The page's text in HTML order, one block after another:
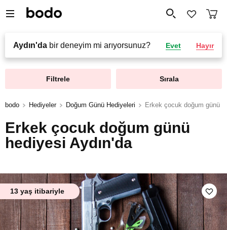
Aydın'da bir deneyim mi arıyorsunuz? Evet Hayır
Filtrele Sırala
bodo Hediyeler Doğum Günü Hediyeleri Erkek çocuk doğum günü
Erkek çocuk doğum günü
hediyesi Aydın'da
13 yaş itibariyle